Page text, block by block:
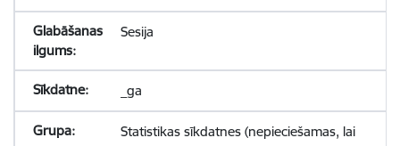
Sesija
_ga
Statistikas sīkdatnes (nepieciešamas, lai